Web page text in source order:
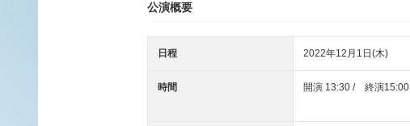
公演概要
日程 2022年12月1日(木)
時間 開演 13:30 / 終演15:00